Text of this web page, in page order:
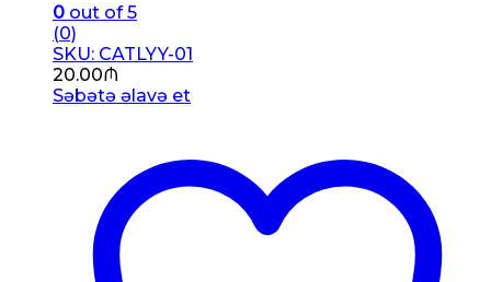
0 out of 5
(0)
SKU: CATLYY-01
20.00₼
Səbətə əlavə et